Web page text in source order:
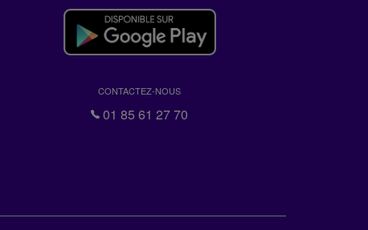
CONTACTEZ-NOUS
01 85 61 27 70